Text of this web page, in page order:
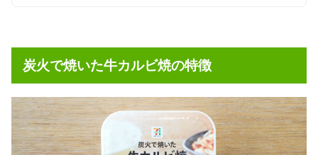
炭火で焼いた牛カルビ焼の特徴